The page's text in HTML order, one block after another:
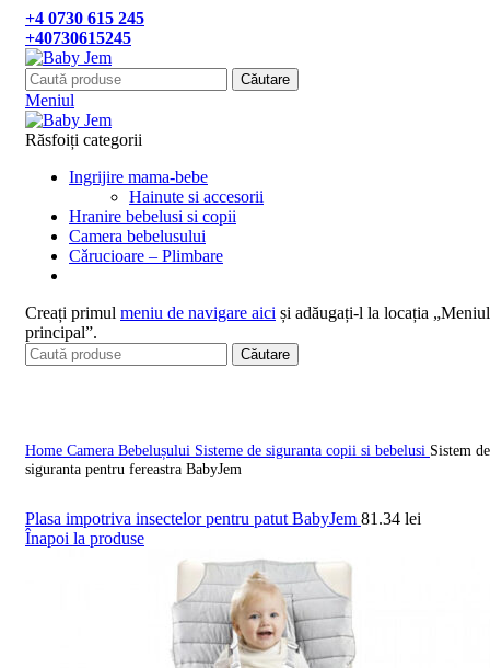
+4 0730 615 245
+40730615245
Căutare
Meniul
Răsfoiți categorii
Ingrijire mama-bebe
Hainute si accesorii
Hranire bebelusi si copii
Camera bebelusului
Cǎrucioare – Plimbare
Creați primul meniu de navigare aici și adăugați-l la locația „Meniul
principal”.
Căutare
Home Camera Bebelușului Sisteme de siguranta copii si bebelusi Sistem de
siguranta pentru fereastra BabyJem
Plasa impotriva insectelor pentru patut BabyJem 81.34 lei
Înapoi la produse